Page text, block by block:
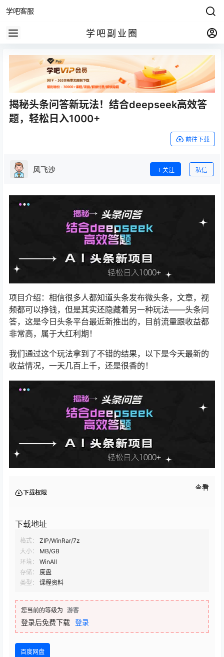
学吧客服
学吧副业圈
揭秘头条问答新玩法！结合deepseek高效答
题，轻松日入1000+
前往下载
风飞沙 关注 私信
项目介绍：相信很多人都知道头条发布微头条，文章，视
频都可以挣钱，但是其实还隐藏着另一种玩法——头条问
答，这是今日头条平台最近新推出的，目前流量跟收益都
非常高，属于大红利期！
我们通过这个玩法拿到了不错的结果，以下是今天最新的
收益情况，一天几百上千，还是很香的！
下载权限
查看
下载地址
格式：
ZIP/WinRar/7z
大小：
MB/GB
环境：
WinAll
存储：
度盘
类型：
课程资料
您当前的等级为 游客
登录后免费下载 登录
百度网盘